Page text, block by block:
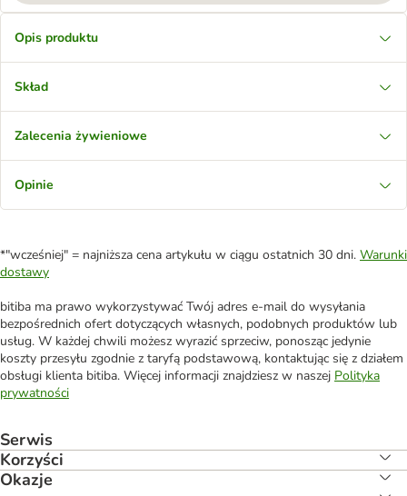
Opis produktu
Skład
Zalecenia żywieniowe
Opinie
*"wcześniej" = najniższa cena artykułu w ciągu ostatnich 30 dni. Warunki
dostawy
bitiba ma prawo wykorzystywać Twój adres e-mail do wysyłania
bezpośrednich ofert dotyczących własnych, podobnych produktów lub
usług. W każdej chwili możesz wyrazić sprzeciw, ponosząc jedynie
koszty przesyłu zgodnie z taryfą podstawową, kontaktując się z działem
obsługi klienta bitiba. Więcej informacji znajdziesz w naszej Polityka
prywatności
Serwis
Korzyści
Okazje